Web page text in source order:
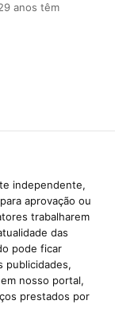
anos têm
independente,
aprovação ou
trabalharem
das
pode ficar
publicidades,
nosso portal,
prestados por